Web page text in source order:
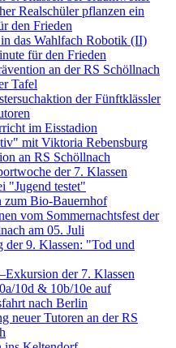
Realschüler pflanzen ein
den Frieden
das Wahlfach Robotik (II)
für den Frieden
an der RS Schöllnach
Tafel
der Fünftklässler
im Eisstadion
mit Viktoria Rebensburg
an RS Schöllnach
der 7. Klassen
"Jugend testet"
zum Bio-Bauernhof
vom Sommernachtsfest der
am 05. Juli
der 9. Klassen: "Tod und
der 7. Klassen
10d & 10b/10e auf
nach Berlin
neuer Tutoren an der RS